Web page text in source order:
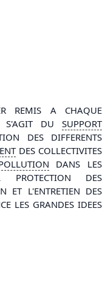
REMIS A CHAQUE
S'AGIT DU SUPPORT
DES DIFFERENTS
DES COLLECTIVITES
DANS LES
PROTECTION DES
ET L'ENTRETIEN DES
LES GRANDES IDEES